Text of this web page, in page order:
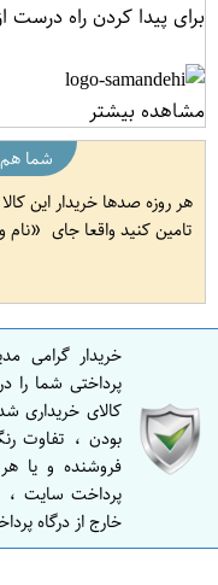
برای پیدا کردن راه
مشاهده بیشتر
شما هم
هر روزه صدها خریدار این
تامین کنید واقعا جای
نام
خریدار گرامی
پرداختی شما
کالای خریداری
بودن ، تفاوت
فروشنده و یا
پرداخت سایت ،
خارج از درگاه